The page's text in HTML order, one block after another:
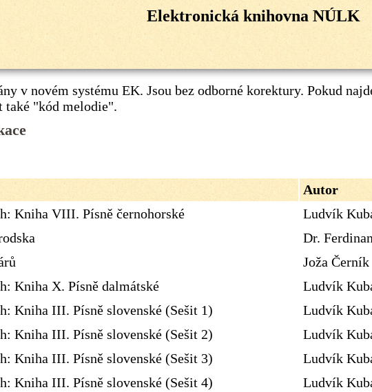
Elektronická knihovna NÚLK
v novém systému EK. Jsou bez odborné korektury. Pokud
také "kód melodie".
Autor
Kniha VIII. Písně černohorské
Ludvík
Dr.
Joža Černík
Kniha X. Písně dalmátské
Ludvík
Kniha III. Písně slovenské (Sešit 1)
Ludvík
Kniha III. Písně slovenské (Sešit 2)
Ludvík
Kniha III. Písně slovenské (Sešit 3)
Ludvík
Kniha III. Písně slovenské (Sešit 4)
Ludvík